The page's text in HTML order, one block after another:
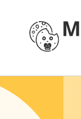
CONTENU